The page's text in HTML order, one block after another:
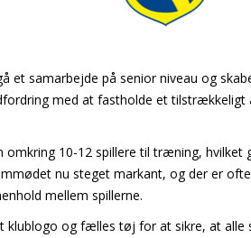
et samarbejde på senior niveau og
med at fastholde et
omkring 10-12 spillere til træning,
nu steget markant, og der er
mellem spillerne.
og fælles tøj for at sikre, at alle